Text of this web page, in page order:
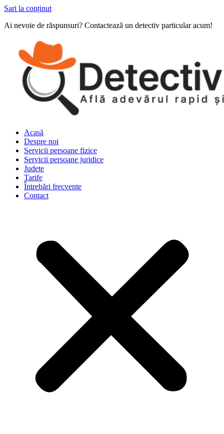
Sari la conținut
Ai nevoie de răspunsuri? Contactează un detectiv particular acum!
Acasă
Despre noi
Servicii persoane fizice
Servicii persoane juridice
Judete
Tarife
Întrebări frecvente
Contact